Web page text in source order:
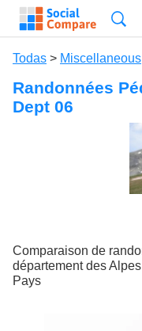
Todas > Miscellaneous
Randonnées
Dept 06
Comparaison de
département des
Pays